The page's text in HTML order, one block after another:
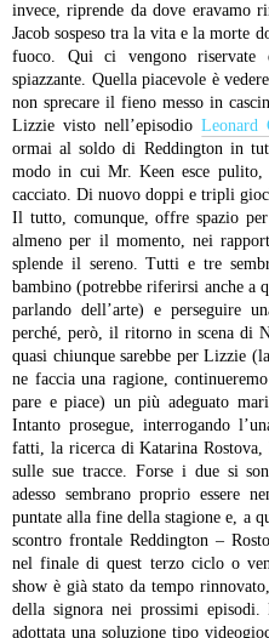
invece, riprende da dove eravamo
Jacob sospeso tra la vita e la morte
fuoco. Qui ci vengono riservate
spiazzante. Quella piacevole è
non sprecare il fieno messo in
Lizzie visto nell’episodioLeonard
ormai al soldo di Reddington in
modo in cui Mr. Keen esce
cacciato. Di nuovo doppi e tripli
Il tutto, comunque, offre spazio
almeno per il momento, nei
splende il sereno. Tutti e tre
bambino (potrebbe riferirsi anche a
parlando dell’arte) e perseguire
perché, però, il ritorno in scena di
quasi chiunque sarebbe per Lizzie
ne faccia una ragione,
pare e piace) un più adeguato
Intanto prosegue, interrogando
fatti, la ricerca di Katarina Rostova,
sulle sue tracce. Forse i due si
adesso sembrano proprio essere
puntate alla fine della stagione e, a
scontro frontale Reddington –
nel finale di quest terzo ciclo o
show è già stato da tempo
della signora nei prossimi episodi.
adottata una soluzione tipo